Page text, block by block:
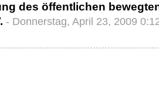
des öffentlichen
- Donnerstag, April 23, 2009